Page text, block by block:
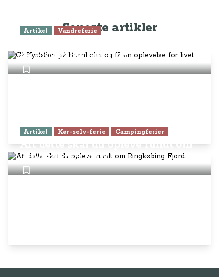
Seneste artikler
Artikel Vandreferie
en oplevelse for livet
Artikel Kør-selv-ferie Campingferier
Alt dette skal du opleve rundt om
Ringkøbing Fjord